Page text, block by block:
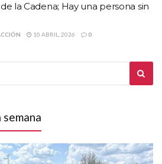
la Cadena; Hay una persona sin
10 ABRIL, 2026 0